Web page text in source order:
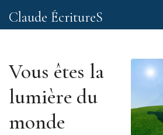
Claude ÉcritureS
Vous êtes la
lumière du
monde